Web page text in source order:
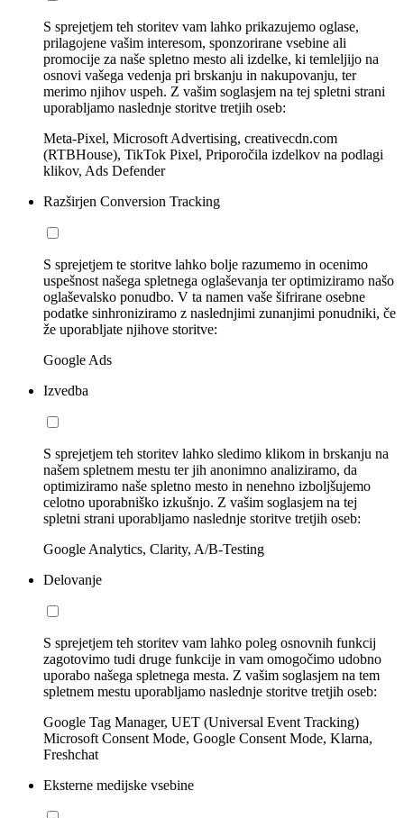
S sprejetjem teh storitev vam lahko prikazujemo oglase,
prilagojene vašim interesom, sponzorirane vsebine ali
promocije za naše spletno mesto ali izdelke, ki temleljijo na
osnovi vašega vedenja pri brskanju in nakupovanju, ter
merimo njihov uspeh. Z vašim soglasjem na tej spletni strani
uporabljamo naslednje storitve tretjih oseb:
Meta-Pixel, Microsoft Advertising, creativecdn.com
(RTBHouse), TikTok Pixel, Priporočila izdelkov na podlagi
klikov, Ads Defender
Razširjen Conversion Tracking
S sprejetjem te storitve lahko bolje razumemo in ocenimo
uspešnost našega spletnega oglaševanja ter optimiziramo našo
oglaševalsko ponudbo. V ta namen vaše šifrirane osebne
podatke sinhroniziramo z naslednjimi zunanjimi ponudniki, če
že uporabljate njihove storitve:
Google Ads
Izvedba
S sprejetjem teh storitev lahko sledimo klikom in brskanju na
našem spletnem mestu ter jih anonimno analiziramo, da
optimiziramo naše spletno mesto in nenehno izboljšujemo
celotno uporabniško izkušnjo. Z vašim soglasjem na tej
spletni strani uporabljamo naslednje storitve tretjih oseb:
Google Analytics, Clarity, A/B-Testing
Delovanje
S sprejetjem teh storitev vam lahko poleg osnovnih funkcij
zagotovimo tudi druge funkcije in vam omogočimo udobno
uporabo našega spletnega mesta. Z vašim soglasjem na tem
spletnem mestu uporabljamo naslednje storitve tretjih oseb:
Google Tag Manager, UET (Universal Event Tracking)
Microsoft Consent Mode, Google Consent Mode, Klarna,
Freshchat
Eksterne medijske vsebine